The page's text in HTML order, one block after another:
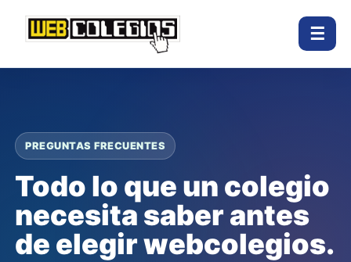
☰
PREGUNTAS FRECUENTES
Todo lo que un colegio
necesita saber antes
de elegir webcolegios.